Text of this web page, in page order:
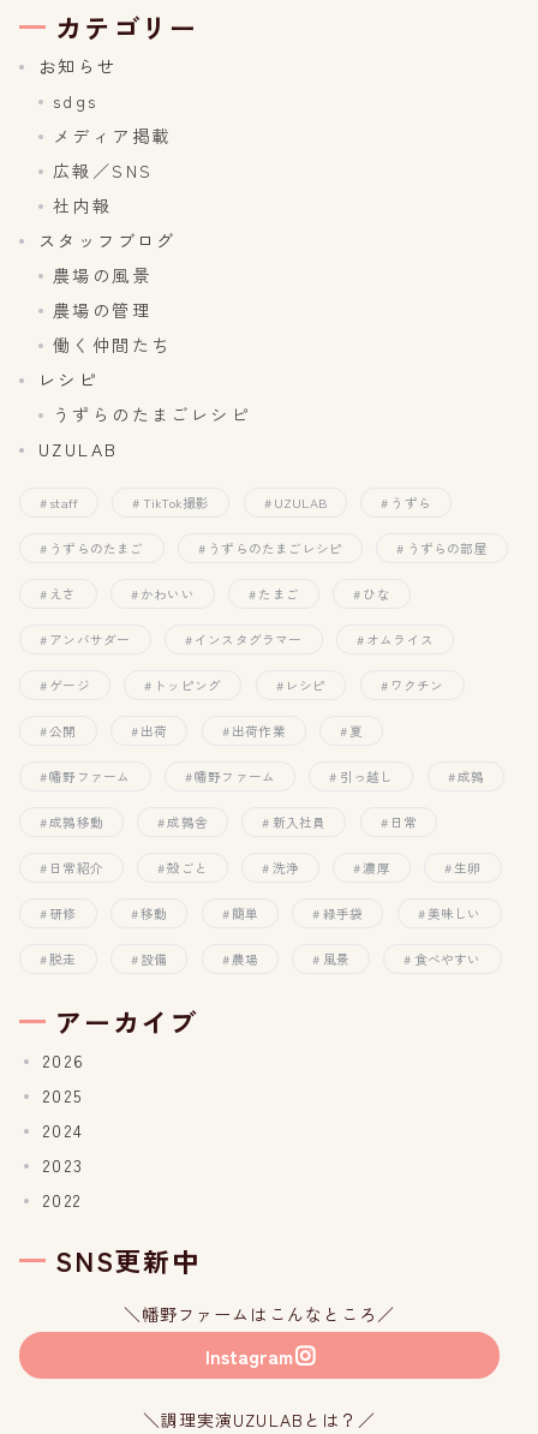
の
ペ
ジ
送
り
カテゴリー
お知らせ
sdgs
メディア掲載
広報／SNS
社内報
スタッフブログ
農場の風景
農場の管理
働く仲間たち
レシピ
うずらのたまごレシピ
UZULAB
staff TikTok撮影 UZULAB うずら
うずらのたまご うずらのたまごレシピ うずらの部屋
えさ かわいい たまご ひな
アンバサダー インスタグラマー オムライス
ゲージ トッピング レシピ ワクチン
公開 出荷 出荷作業 夏
幡野ファーム 幡野ファーム 引っ越し 成鶉
成鶉移動 成鶉舎 新入社員 日常
日常紹介 殻ごと 洗浄 濃厚 生卵
研修 移動 簡単 緑手袋 美味しい
脱走 設備 農場 風景 食べやすい
アーカイブ
2026
2025
2024
2023
2022
SNS更新中
＼幡野ファームはこんなところ／
Instagram
＼調理実演UZULABとは？／